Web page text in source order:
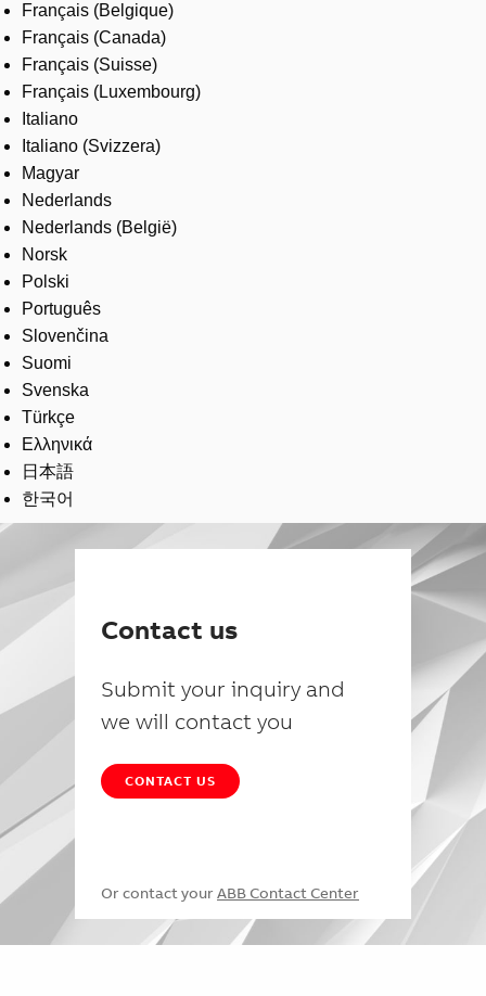
Français (Belgique)
Français (Canada)
Français (Suisse)
Français (Luxembourg)
Italiano
Italiano (Svizzera)
Magyar
Nederlands
Nederlands (België)
Norsk
Polski
Português
Slovenčina
Suomi
Svenska
Türkçe
Ελληνικά
日本語
한국어
Contact us
Submit your inquiry and
we will contact you
CONTACT US
Or contact your ABB Contact Center